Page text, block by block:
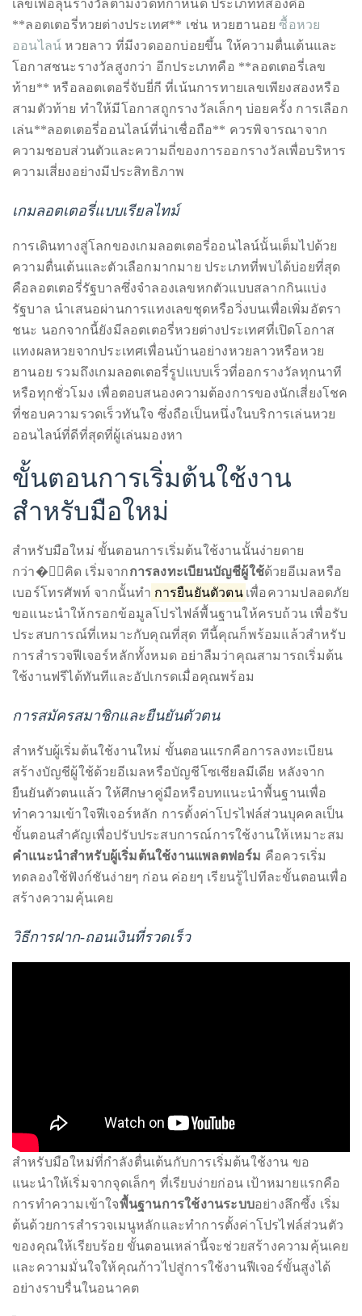
Bennett,
Dame
Joan
Collins,
Sam
Worthington,
Zoe
Saldana,
Sigourney
and
HSH
Princess
Cecile
Hohenlohe-
to
name
MORE
Contact
Us
Get
in
touch!
If
like
more
information
about
TheDuaneWells.com
or
working
with
please
e-
and
someone
follow
หลัก โดยมีรูปแบบการเล่นที่แตกต่างกัน เริ่มจาก **ลอตเตอรี่
รัฐบาล** ซึ่งเป็นรูปแบบดั้งเดิมที่สุด ผู้เล่นเลือกเลขหรือชุด
เลขเพื่อลุ้นรางวัลตามงวดที่กำหนด ประเภทที่สองคือ
**ลอตเตอรี่หวยต่างประเทศ** เช่น หวยฮานอย
ซื้อหวย
ออนไลน์ หวยลาว ที่มีงวดออกบ่อยขึ้น ให้ความตื่นเต้นและ
โอกาสชนะรางวัลสูงกว่า อีกประเภทคือ **ลอตเตอรี่เลข
ท้าย** หรือลอตเตอรี่จับยี่กี ที่เน้นการทายเลขเพียงสองหรือ
สามตัวท้าย ทำให้มีโอกาสถูกรางวัลเล็กๆ บ่อยครั้ง การเลือก
ความชอบส่วนตัวและความถี่ของการออกรางวัลเพื่อบริหาร
เกมลอตเตอรี่แบบเรียลไทม์
การเดินทางสู่โลกของเกมลอตเตอรี่ออนไลน์นั้นเต็มไปด้วย
ความตื่นเต้นและตัวเลือกมากมาย ประเภทที่พบได้บ่อยที่สุด
คือลอตเตอรี่รัฐบาลซึ่งจำลองเลขหกตัวแบบสลากกินแบ่ง
รัฐบาล นำเสนอผ่านการแทงเลขชุดหรือวิ่งบนเพื่อเพิ่มอัตรา
ชนะ นอกจากนี้ยังมีลอตเตอรี่หวยต่างประเทศที่เปิดโอกาส
แทงผลหวยจากประเทศเพื่อนบ้านอย่างหวยลาวหรือหวย
ฮานอย รวมถึงเกมลอตเตอรี่รูปแบบเร็วที่ออกรางวัลทุกนาที
ที่ชอบความรวดเร็วทันใจ ซึ่งถือเป็นหนึ่งในบริการเล่นหวย
ออนไลน์ที่ดีที่สุดที่ผู้เล่นมองหา
ขั้นตอนการเริ่มต้นใช้งาน
สำหรับมือใหม่
สำหรับมือใหม่ ขั้นตอนการเริ่มต้นใช้งานนั้นง่ายดาย
กว่า�ี่คิด เริ่มจาก
การลงทะเบียนบัญชีผู้ใช้ ด้วยอีเมลหรือ
เบอร์โทรศัพท์ จากนั้นทำ
การยืนยันตัวตน
เพื่อความปลอดภัย
ขอแนะนำให้กรอกข้อมูลโปรไฟล์พื้นฐานให้ครบถ้วน เพื่อรับ
การสำรวจฟีเจอร์หลักทั้งหมด อย่าลืมว่าคุณสามารถเริ่มต้น
การสมัครสมาชิกและยืนยันตัวตน
สำหรับผู้เริ่มต้นใช้งานใหม่ ขั้นตอนแรกคือการลงทะเบียน
สร้างบัญชีผู้ใช้ด้วยอีเมลหรือบัญชีโซเชียลมีเดีย หลังจาก
ยืนยันตัวตนแล้ว ให้ศึกษาคู่มือหรือบทแนะนำพื้นฐานเพื่อ
ทำความเข้าใจฟีเจอร์หลัก การตั้งค่าโปรไฟล์ส่วนบุคคลเป็น
ขั้นตอนสำคัญเพื่อปรับประสบการณ์การใช้งานให้เหมาะสม
ทดลองใช้ฟังก์ชันง่ายๆ ก่อน ค่อยๆ เรียนรู้ไปทีละขั้นตอนเพื่อ
สำหรับมือใหม่ที่กำลังตื่นเต้นกับการเริ่มต้นใช้งาน ขอ
แนะนำให้เริ่มจากจุดเล็กๆ ที่เรียบง่ายก่อน เป้าหมายแรกคือ
การทำความเข้าใจ
พื้นฐานการใช้งานระบบ อย่างลึกซึ้ง เริ่ม
ต้นด้วยการสำรวจเมนูหลักและทำการตั้งค่าโปรไฟล์ส่วนตัว